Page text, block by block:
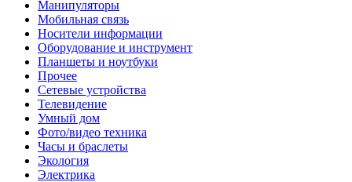
Манипуляторы
Мобильная связь
Носители информации
Оборудование и инструмент
Планшеты и ноутбуки
Прочее
Сетевые устройства
Телевидение
Умный дом
Фото/видео техника
Часы и браслеты
Экология
Электрика